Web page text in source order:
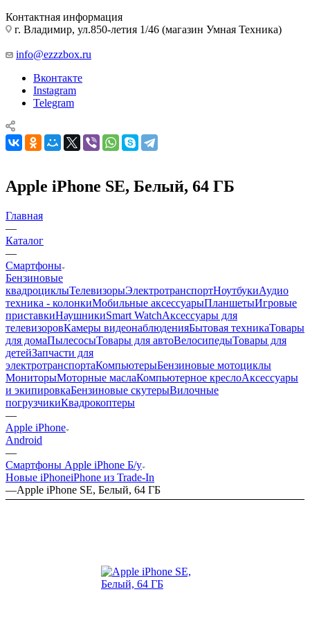
Контактная информация
г. Владимир, ул.850-летия 1/46 (магазин Умная Техника)
info@ezzzbox.ru
Вконтакте
Instagram
Telegram
Apple iPhone SE, Белый, 64 ГБ
Главная
—
Каталог
—
Смартфоны
Бензиновые
квадроциклыТелевизорыЭлектротранспортНоутбукиАудио
техника - колонкиМобильные аксессуарыПланшетыИгровые
приставкиНаушникиSmart WatchАксессуары для
телевизоровКамеры видеонаблюденияБытовая техникаТовары
для домаПылесосыТовары для автоВелосипедыТовары для
детейЗапчасти для
электротранспортаКомпьютерыБензиновые мотоциклы
МониторыМоторные маслаКомпьютерное креслоАксессуары
и экипировкаБензиновые скутерыВилочные
погрузчикиКвадрокоптеры
—
Apple iPhone
Android
—
Смартфоны Apple iPhone Б/у
Новые iPhoneiPhone из Trade-In
—Apple iPhone SE, Белый, 64 ГБ